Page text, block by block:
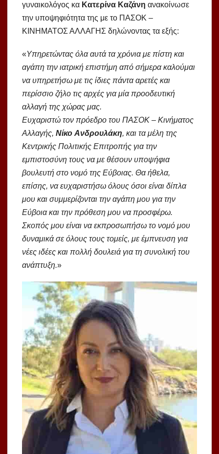
γυναικολόγος κα Κατερίνα Καζάνη ανακοίνωσε
την υποψηφιότητα της με το ΠΑΣΟΚ –
ΚΙΝΗΜΑΤΟΣ ΑΛΛΑΓΗΣ δηλώνοντας τα εξής:
«Υπηρετώντας όλα αυτά τα χρόνια με πίστη και
αγάπη την ιατρική επιστήμη από σήμερα καλούμαι
να υπηρετήσω με τις ίδιες πάντα αρετές και
περίσσιο ζήλο τις αρχές για μία προοδευτική
αλλαγή της χώρας μας.
Ευχαριστώ τον πρόεδρο του ΠΑΣΟΚ – Κινήματος
Αλλαγής, Νίκο Ανδρουλάκη, και τα μέλη της
Κεντρικής Πολιτικής Επιτροπής για την
εμπιστοσύνη τους να με θέσουν υποψήφια
βουλευτή στο νομό της Εύβοιας. Θα ήθελα,
επίσης, να ευχαριστήσω όλους όσοι είναι δίπλα
μου και συμμερίζονται την αγάπη μου για την
Εύβοια και την πρόθεση μου να προσφέρω.
Σκοπός μου είναι να εκπροσωπήσω το νομό μου
δυναμικά σε όλους τους τομείς, με έμπνευση για
νέες ιδέες και πολλή δουλειά για τη συνολική του
ανάπτυξη.»